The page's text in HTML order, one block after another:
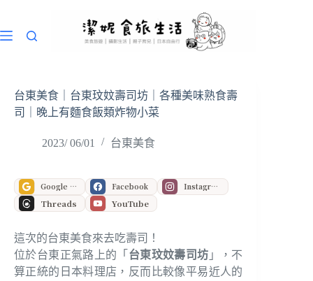
主
台東美食｜台東玟妏壽司坊｜各種美味熟食壽
司｜晚上有麵食飯類炸物小菜
2023/ 06/01 台東美食
Google 偏好來源 Facebook Instagram
Threads YouTube
這次的台東美食來去吃壽司！
位於台東正氣路上的「 台東玟妏壽司坊 」，不
算正統的日本料理店，反而比較像平易近人的